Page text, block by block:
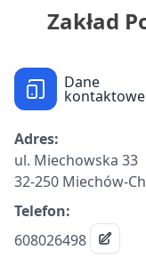
Zakład
Dane
kontaktowe
Adres:
ul. Miechowska 33
32-250 Miechów-
Telefon:
608026498